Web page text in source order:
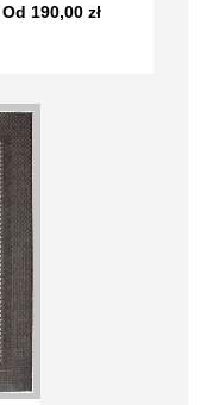
Od 190,00 zł